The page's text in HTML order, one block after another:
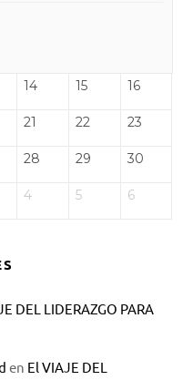
14 15 16
21 22 23
28 29 30
4 5 6
DEL LIDERAZGO PARA
en El VIAJE DEL